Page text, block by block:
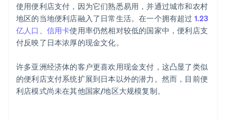
使用便利店支付，因为它们熟悉易用，并通过城市和农村
地区的当地便利店融入了日常生活。在一个拥有超过 1.23
亿人口 、 信用卡使用率仍然相对较低的国家中，便利店支
付反映了日本浓厚的现金文化。
许多亚洲经济体的客户更喜欢用现金支付，这凸显了类似
的便利店支付系统扩展到日本以外的潜力。然而，目前便
利店模式尚未在其他国家/地区大规模复制。